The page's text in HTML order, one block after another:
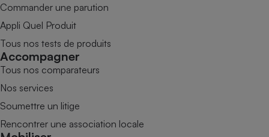
Commander une parution
Appli Quel Produit
Tous nos tests de produits
Accompagner
Tous nos comparateurs
Nos services
Soumettre un litige
Rencontrer une association locale